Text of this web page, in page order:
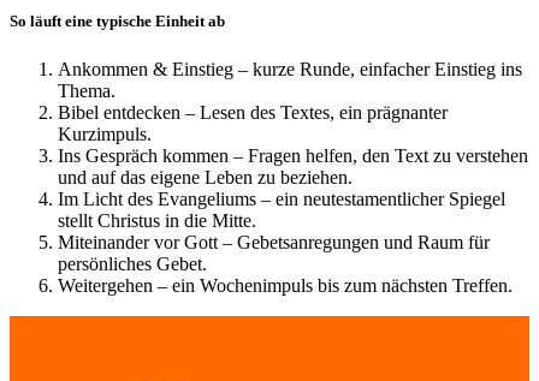
So läuft eine typische Einheit ab
Ankommen & Einstieg – kurze Runde, einfacher Einstieg ins
Thema.
Bibel entdecken – Lesen des Textes, ein prägnanter
Kurzimpuls.
Ins Gespräch kommen – Fragen helfen, den Text zu verstehen
und auf das eigene Leben zu beziehen.
Im Licht des Evangeliums – ein neutestamentlicher Spiegel
stellt Christus in die Mitte.
Miteinander vor Gott – Gebetsanregungen und Raum für
persönliches Gebet.
Weitergehen – ein Wochenimpuls bis zum nächsten Treffen.